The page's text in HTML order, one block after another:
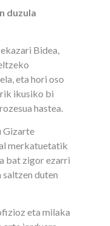
duzula
Bidea,
eta hori oso
ikusiko bi
hastea.
Gizarte
merkatuetatik
bat zigor ezarri
duten
eta milaka